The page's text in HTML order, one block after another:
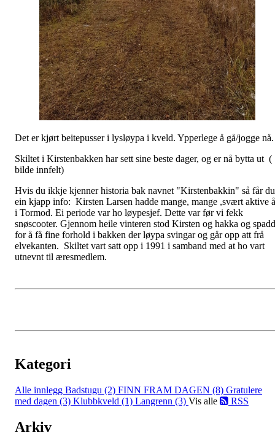
Det er kjørt beitepusser i lysløypa i kveld. Ypperlege å gå/jogge
Skiltet i Kirstenbakken har sett sine beste dager, og er nå bytta ut (
bilde innfelt)
Hvis du ikkje kjenner historia bak navnet "Kirstenbakkin" så får du
ein kjapp info: Kirsten Larsen hadde mange, mange ,svært aktive
i Tormod. Ei periode var ho løypesjef. Dette var før vi fekk
snøscooter. Gjennom heile vinteren stod Kirsten og hakka og
for å få fine forhold i bakken der løypa svingar og går opp att frå
elvekanten. Skiltet vart satt opp i 1991 i samband med at ho vart
utnevnt til æresmedlem.
Kategori
Alle innlegg Badstugu (2) FINN FRAM DAGEN (8) Gratulere
med dagen (3) Klubbkveld (1) Langrenn (3) Vis alle RSS
Arkiv